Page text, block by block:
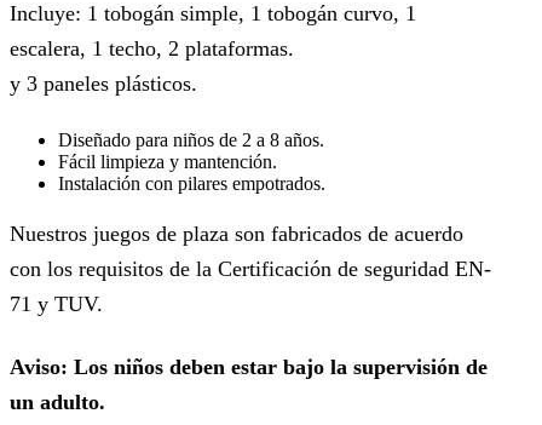
Incluye: 1 tobogán simple, 1 tobogán curvo, 1
escalera, 1 techo, 2 plataformas.
y 3 paneles plásticos.
Diseñado para niños de 2 a 8 años.
Fácil limpieza y mantención.
Instalación con pilares empotrados.
Nuestros juegos de plaza son fabricados de acuerdo
con los requisitos de la Certificación de seguridad EN-
71 y TUV.
Aviso: Los niños deben estar bajo la supervisión de
un adulto.